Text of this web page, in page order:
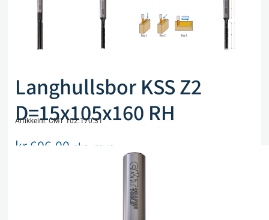
Langhullsbor KSS Z2
D=15x105x160 RH
Artikkelnr. CMT 102.170.31
kr606,00 eks. mva
Legg i handlekurv